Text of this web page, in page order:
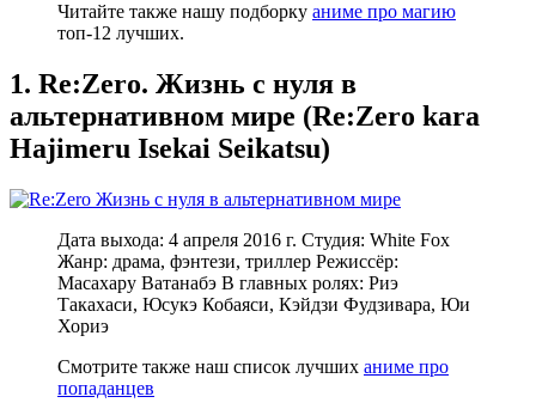
Читайте также нашу подборку аниме про магию
топ-12 лучших.
1. Re:Zero. Жизнь с нуля в
альтернативном мире (Re:Zero kara
Hajimeru Isekai Seikatsu)
Дата выхода: 4 апреля 2016 г. Студия: White Fox
Жанр: драма, фэнтези, триллер Режиссёр:
Масахару Ватанабэ В главных ролях: Риэ
Такахаси, Юсукэ Кобаяси, Кэйдзи Фудзивара, Юи
Хориэ
Смотрите также наш список лучших аниме про
попаданцев